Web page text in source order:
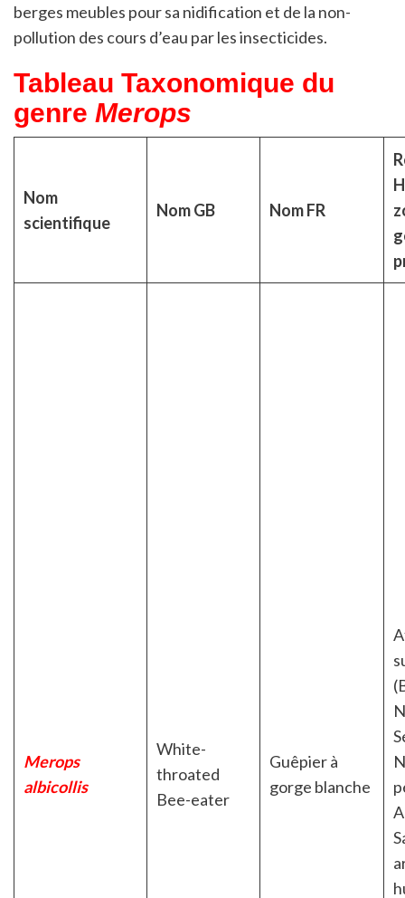
berges meubles pour sa nidification et de la non-
pollution des cours d’eau par les insecticides.
Tableau Taxonomique du
genre Merops
Nom
scientifique
Nom GB Nom FR
Merops
albicollis
White-
throated
Bee-eater
Guêpier à
gorge blanche